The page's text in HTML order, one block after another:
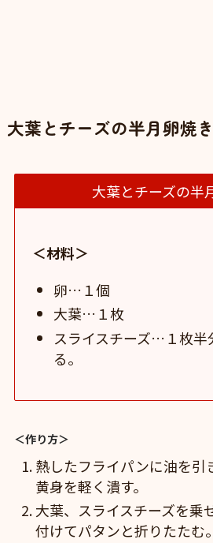
大葉とチーズの半月卵焼き
大葉とチーズの半
＜材料＞
卵…１個
大葉…１枚
スライスチーズ…１枚半
る。
＜作り方＞
熱したフライパンに油を引
黄身を軽く潰す。
大葉、スライスチーズを乗
付けてパタンと折りたたむ。